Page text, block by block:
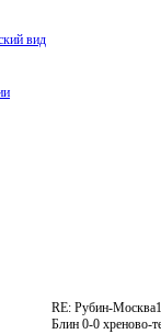
вид
RE: Рубин-Москва
Блин 0-0 хреново-